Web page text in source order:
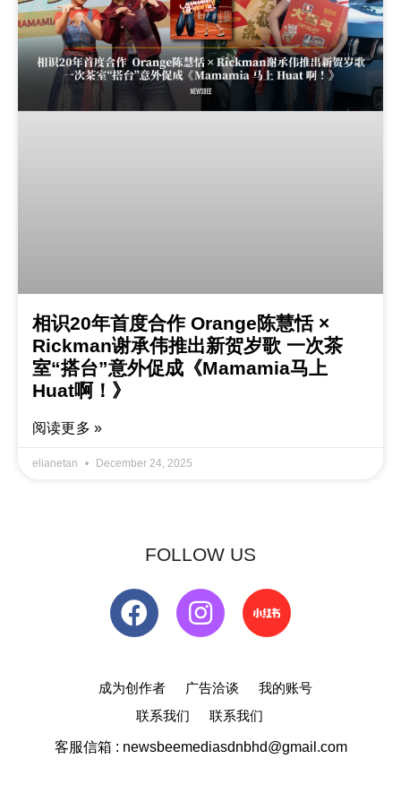
相识20年首度合作 Orange陈慧恬 ×
Rickman谢承伟推出新贺岁歌 一次茶
室“搭台”意外促成《Mamamia马上
Huat啊！》
阅读更多 »
elianetan December 24, 2025
FOLLOW US
成为创作者 广告洽谈
我的账号
联系我们
联系我们
客服信箱 : newsbeemediasdnbhd@gmail.com